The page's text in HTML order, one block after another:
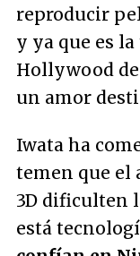
reproducir
y ya que es
Hollywood
un amor
Iwata ha
temen que el
3D dificulten
está